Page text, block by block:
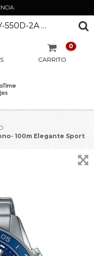
RELOJ CASIO EDIFICE EFV-550D-2A CRONO- 100M ELEGANTE SPORT
CARRITO
0
100m Elegante Sport